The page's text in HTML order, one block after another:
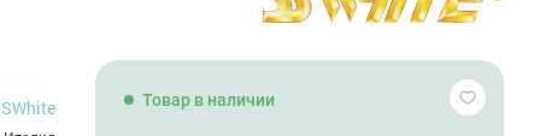
Товар в наличии